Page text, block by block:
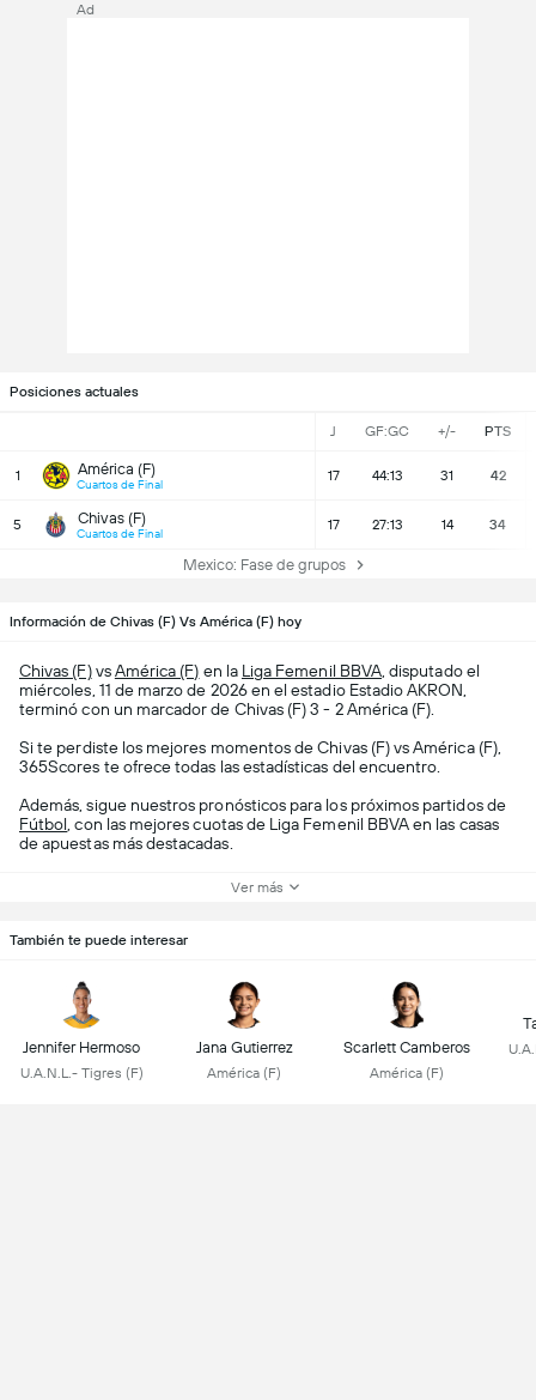
Posiciones actuales
J GF:GC +/- PTS
1 América (F)
Cuartos de Final
17 44:13 31 42
5 Chivas (F)
Cuartos de Final
17 27:13 14 34
Mexico: Fase de grupos
Ad
Información de Chivas (F) Vs América (F) hoy
Chivas (F)vsAmérica (F) en la Liga Femenil BBVA, disputado el
miércoles, 11 de marzo de 2026 en el estadio Estadio AKRON,
terminó con un marcador de Chivas (F) 3 - 2 América (F).
Si te perdiste los mejores momentos de Chivas (F) vs América (F),
365Scores te ofrece todas las estadísticas del encuentro.
Además, sigue nuestros pronósticos para los próximos partidos de
Fútbol , con las mejores cuotas de Liga Femenil BBVA en las casas
de apuestas más destacadas.
Ver más
También te puede interesar
Jennifer Hermoso
U.A.N.L.- Tigres (F)
Jana Gutierrez
América (F)
Scarlett Camberos
América (F)